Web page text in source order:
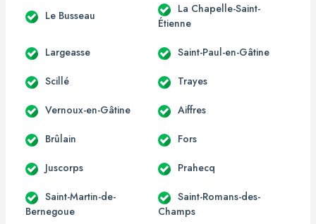
Le Busseau
La Chapelle-Saint-
Étienne
Largeasse Saint-Paul-en-Gâtine
Scillé Trayes
Vernoux-en-Gâtine Aiffres
Brûlain Fors
Juscorps Prahecq
Saint-Martin-de-
Bernegoue
Saint-Romans-des-
Champs